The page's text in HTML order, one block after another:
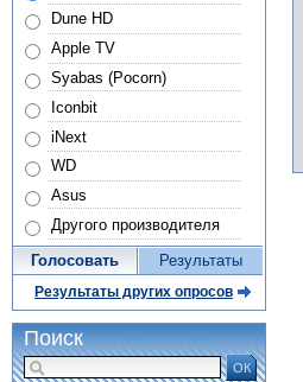
Dune HD
Apple TV
Syabas (Pocorn)
Iconbit
iNext
WD
Asus
Другого производителя
Голосовать Результаты
Результаты других опросов
Поиск
ОК